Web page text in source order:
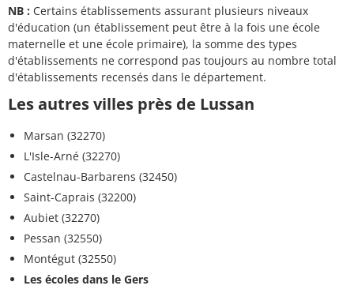
NB : Certains établissements assurant plusieurs niveaux
d'éducation (un établissement peut être à la fois une école
maternelle et une école primaire), la somme des types
d'établissements ne correspond pas toujours au nombre total
d'établissements recensés dans le département.
Les autres villes près de Lussan
Marsan (32270)
L'Isle-Arné (32270)
Castelnau-Barbarens (32450)
Saint-Caprais (32200)
Aubiet (32270)
Pessan (32550)
Montégut (32550)
Les écoles dans le Gers